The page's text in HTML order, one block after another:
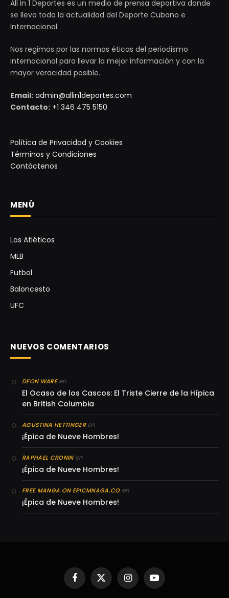
All in 1 Deportes es un medio de prensa deportiva donde
se lleva toda la actualidad del Deporte Cubano e
Internacional.
Nos regimos por las normas éticas del periodismo
internacional para llevar la mejor información y con la
mayor veracidad posible.
Email: admin@allin1deportes.com
Contacto: +1 346 475 5150
Política de Privacidad y Cookies
Términos y Condiciones
Contáctenos
MENÚ
Los Atléticos
MLB
Futbol
Baloncesto
UFC
NUEVOS COMENTARIOS
DEON WAREen
El Ocaso de los Cascos: El Triste Cierre de la Hípica
en British Columbia
AGUSTINA HETTINGERen
¡Épica de Nueve Hombres!
RAPHAEL CRONINen
¡Épica de Nueve Hombres!
FREE MANGA ON EPICMNAGA.COen
¡Épica de Nueve Hombres!
Facebook
X
(Twitter)
InstagramYouTube